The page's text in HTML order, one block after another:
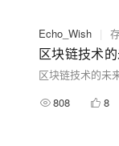
Echo_Wish |
区块链技术
区块链技术的未
808
8